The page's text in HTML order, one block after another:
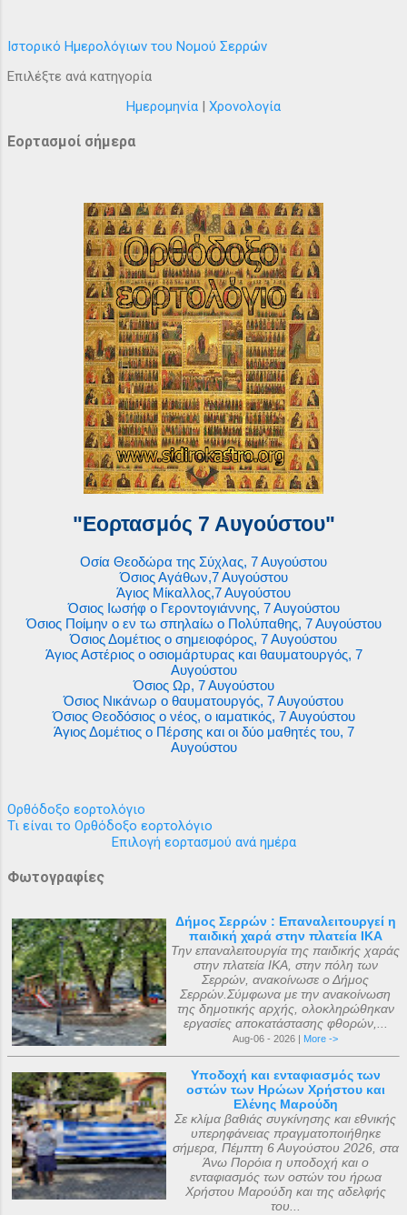
Ιστορικό Ημερολόγιων του Νομού Σερρών
Επιλέξτε ανά κατηγορία
Ημερομηνία | Χρονολογία
Εορτασμοί σήμερα
"Εορτασμός 7 Αυγούστου"
Οσία Θεοδώρα της Σύχλας, 7 Αυγούστου
Όσιος Αγάθων,7 Αυγούστου
Άγιος Μίκαλλος,7 Αυγούστου
Όσιος Ιωσήφ ο Γεροντογιάννης, 7 Αυγούστου
Όσιος Ποίμην ο εν τω σπηλαίω ο Πολύπαθης, 7 Αυγούστου
Όσιος Δομέτιος ο σημειοφόρος, 7 Αυγούστου
Άγιος Αστέριος ο οσιομάρτυρας και θαυματουργός, 7
Αυγούστου
Όσιος Ωρ, 7 Αυγούστου
Όσιος Νικάνωρ ο θαυματουργός, 7 Αυγούστου
Όσιος Θεοδόσιος ο νέος, ο ιαματικός, 7 Αυγούστου
Άγιος Δομέτιος ο Πέρσης και οι δύο μαθητές του, 7
Αυγούστου
Ορθόδοξο εορτολόγιο
Τι είναι το Ορθόδοξο εορτολόγιο
Επιλογή εορτασμού ανά ημέρα
Φωτογραφίες
Δήμος Σερρών : Επαναλειτουργεί η
παιδική χαρά στην πλατεία ΙΚΑ
Την επαναλειτουργία της παιδικής χαράς
στην πλατεία ΙΚΑ, στην πόλη των
Σερρών, ανακοίνωσε ο Δήμος
Σερρών.Σύμφωνα με την ανακοίνωση
της δημοτικής αρχής, ολοκληρώθηκαν
εργασίες αποκατάστασης φθορών,...
Aug-06 - 2026 | More ->
Υποδοχή και ενταφιασμός των
οστών των Ηρώων Χρήστου και
Ελένης Μαρούδη
Σε κλίμα βαθιάς συγκίνησης και εθνικής
υπερηφάνειας πραγματοποιήθηκε
σήμερα, Πέμπτη 6 Αυγούστου 2026, στα
Άνω Πορόια η υποδοχή και ο
ενταφιασμός των οστών του ήρωα
Χρήστου Μαρούδη και της αδελφής
του...